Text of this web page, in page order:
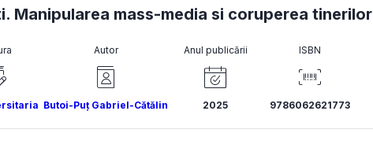
Manipularea mass-media si coruperea tinerilor
Autor
Butoi-Puț Gabriel-Cătălin
Anul publicării
2025
ISBN
9786062621773